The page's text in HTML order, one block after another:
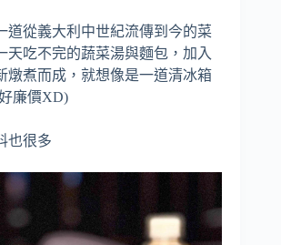
道從義大利中世紀流傳到今的菜
天吃不完的蔬菜湯與麵包，加入
燉煮而成，就想像是一道清冰箱
廉價XD)
也很多